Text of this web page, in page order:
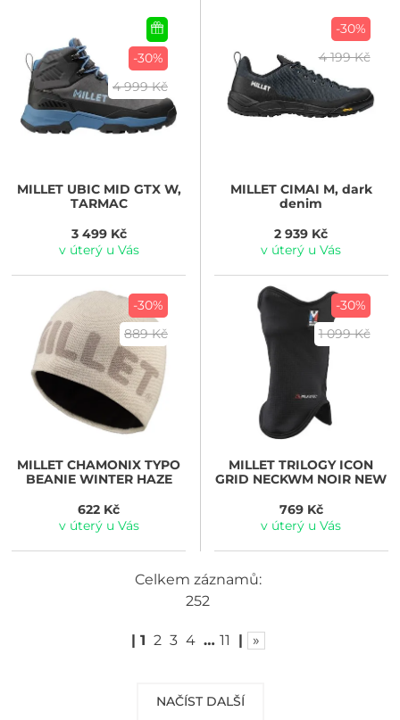
-30%
4 999 Kč
MILLETUBIC MID GTX W,
TARMAC
3 499 Kč
v úterý u Vás
-30%
4 199 Kč
MILLETCIMAI M, dark
denim
2 939 Kč
v úterý u Vás
-30%
889 Kč
MILLET CHAMONIX TYPO
BEANIE WINTER HAZE
622 Kč
v úterý u Vás
-30%
1 099 Kč
MILLET TRILOGY ICON
GRID NECKWM NOIR NEW
769 Kč
v úterý u Vás
NAČÍST DALŠÍ
Celkem záznamů:
252
| 1 2 3 4 … 11 | »